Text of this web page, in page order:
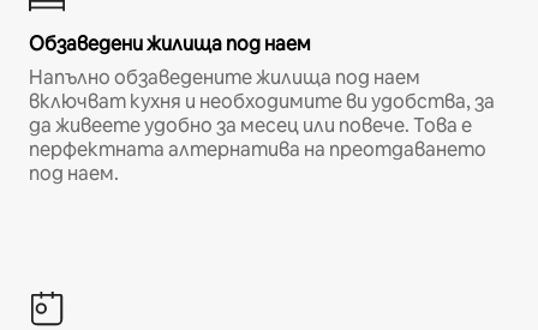
Обзаведени жилища под наем
Напълно обзаведените жилища под наем
включват кухня и необходимите ви удобства, за
да живеете удобно за месец или повече. Това е
перфектната алтернатива на преотдаването
под наем.